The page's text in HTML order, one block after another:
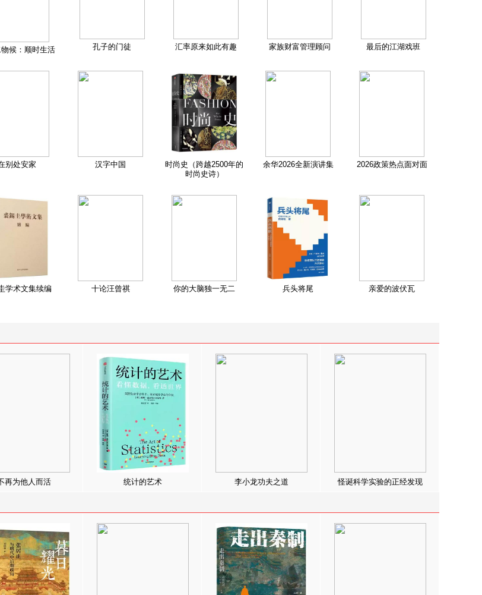
候：顺时生活 孔子的门徒 汇率原来如此有趣 家族财富管理顾问 最后的江湖戏班
别处安家 汉字中国
时尚史（跨越2500年的
时尚史诗）
余华2026全新演讲集 2026政策热点面对面
学术文集续编 十论汪曾祺 你的大脑独一无二 兵头将尾 亲爱的波伏瓦
再为他人而活 统计的艺术 李小龙功夫之道 怪诞科学实验的正经发现